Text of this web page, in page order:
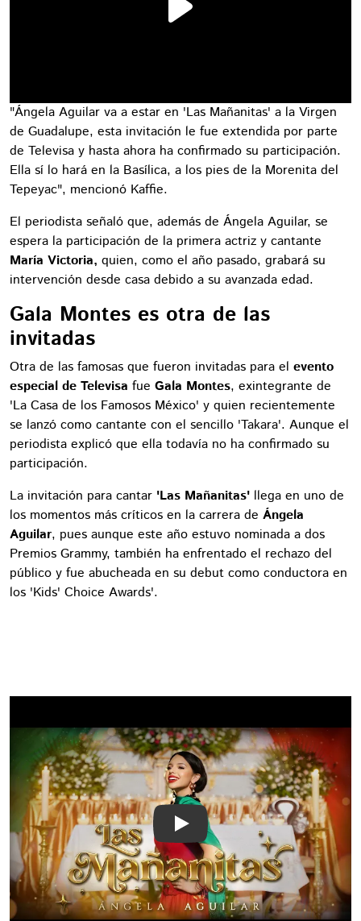
"Ángela Aguilar va a estar en 'Las Mañanitas' a la Virgen
de Guadalupe, esta invitación le fue extendida por parte
de Televisa y hasta ahora ha confirmado su participación.
Ella sí lo hará en la Basílica, a los pies de la Morenita del
Tepeyac", mencionó Kaffie.
El periodista señaló que, además de Ángela Aguilar, se
espera la participación de la primera actriz y cantante
María Victoria, quien, como el año pasado, grabará su
intervención desde casa debido a su avanzada edad.
Gala Montes es otra de las
invitadas
Otra de las famosas que fueron invitadas para el evento
especial de Televisa fue Gala Montes, exintegrante de
'La Casa de los Famosos México' y quien recientemente
se lanzó como cantante con el sencillo 'Takara'. Aunque el
periodista explicó que ella todavía no ha confirmado su
participación.
La invitación para cantar 'Las Mañanitas' llega en uno de
los momentos más críticos en la carrera de Ángela
Aguilar, pues aunque este año estuvo nominada a dos
Premios Grammy, también ha enfrentado el rechazo del
público y fue abucheada en su debut como conductora en
los 'Kids' Choice Awards'.
Play